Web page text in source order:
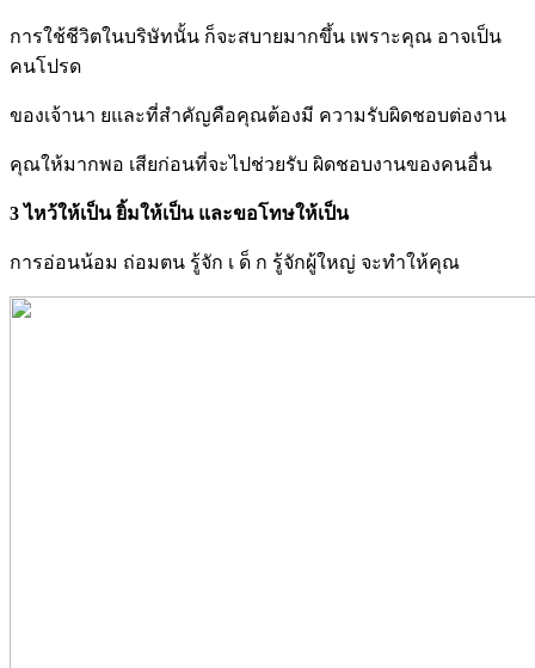
การใช้ชีวิตในบริษัทนั้น ก็จะสบายมากขึ้น เพราะคุณ อาจเป็น
คนโปรด
ของเจ้านา ยและที่สำคัญคือคุณต้องมี ความรับผิดชอบต่องาน
คุณให้มากพอ เสียก่อนที่จะไปช่วยรับ ผิดชอบงานของคนอื่น
3 ไหว้ให้เป็น ยิ้มให้เป็น และขอโทษให้เป็น
การอ่อนน้อม ถ่อมตน รู้จัก เ ด็ ก รู้จักผู้ใหญ่ จะทำให้คุณ